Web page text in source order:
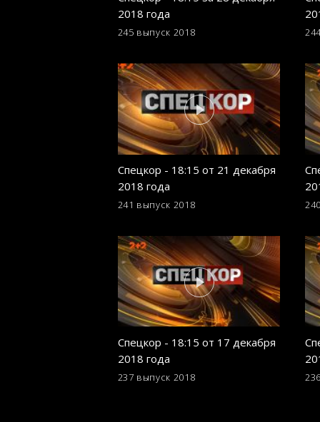
2018 года
245 выпуск 2018
Спецкор - 18:15 от 21 декабря
2018 года
241 выпуск 2018
Спецкор - 18:15 от 17 декабря
2018 года
237 выпуск 2018